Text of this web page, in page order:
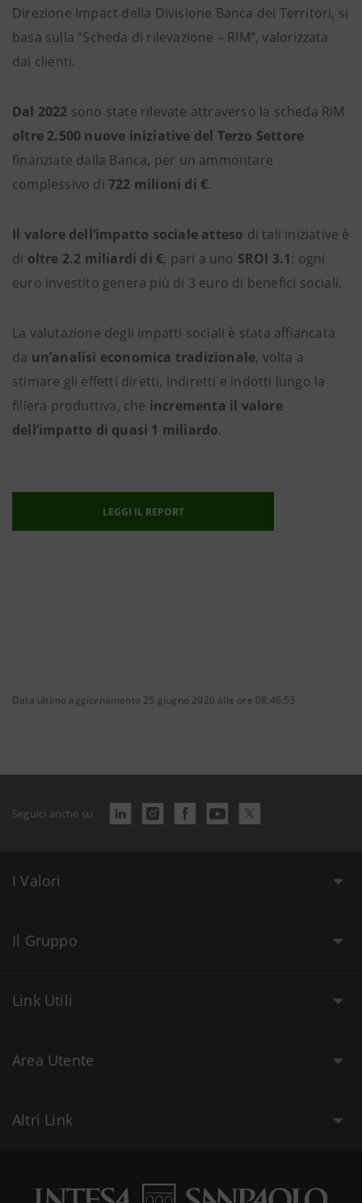
Direzione Impact della Divisione Banca dei Territori, si
basa sulla “Scheda di rilevazione – RIM”, valorizzata
dai clienti.
Dal 2022 sono state rilevate attraverso la scheda RIM
oltre 2.500 nuove iniziative del Terzo Settore
finanziate dalla Banca, per un ammontare
complessivo di 722 milioni di €.
Il valore dell’impatto sociale atteso di tali iniziative è
di oltre 2.2 miliardi di €, pari a uno SROI 3.1: ogni
euro investito genera più di 3 euro di benefici sociali.
La valutazione degli impatti sociali è stata affiancata
da un’analisi economica tradizionale, volta a
stimare gli effetti diretti, indiretti e indotti lungo la
filiera produttiva, che incrementa il valore
dell’impatto di quasi 1 miliardo.
LEGGI IL REPORT
Data ultimo aggiornamento 25 giugno 2026 alle ore 08:46:53
Seguici anche su
I Valori
Il Gruppo
Link Utili
Area Utente
Altri Link